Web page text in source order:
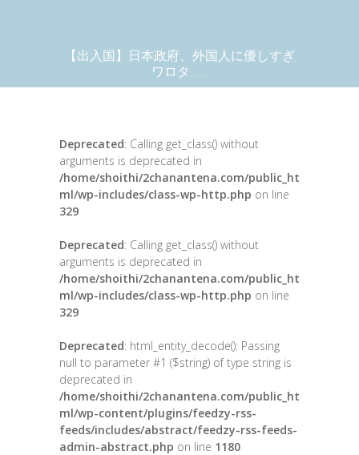
【出入国】日本政府、外国人に優しすぎ
ワロタ……
Deprecated: Calling get_class() without
arguments is deprecated in
/home/shoithi/2chanantena.com/public_ht
ml/wp-includes/class-wp-http.php on line
329
Deprecated: Calling get_class() without
arguments is deprecated in
/home/shoithi/2chanantena.com/public_ht
ml/wp-includes/class-wp-http.php on line
329
Deprecated: html_entity_decode(): Passing
null to parameter #1 ($string) of type string is
deprecated in
/home/shoithi/2chanantena.com/public_ht
ml/wp-content/plugins/feedzy-rss-
feeds/includes/abstract/feedzy-rss-feeds-
admin-abstract.php on line 1180